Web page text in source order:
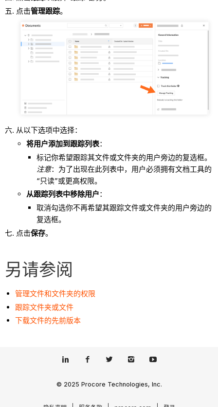
点击管理跟踪。
从以下选项中选择：
将用户添加到跟踪列表：
标记你希望跟踪其文件或文件夹的用户旁边的复选框。
注意：为了出现在此列表中，用户必须拥有文档工具的
“只读”或更高权限。
从跟踪列表中移除用户：
取消勾选你不再希望其跟踪文件或文件夹的用户旁边的
复选框。
点击保存。
另请参阅
管理文件和文件夹的权限
跟踪文件夹或文件
下载文件的先前版本
© 2025 Procore Technologies, Inc.